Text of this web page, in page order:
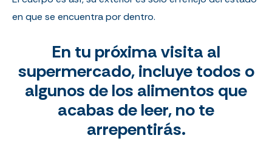
en que se encuentra por dentro.
En tu próxima visita al
supermercado, incluye todos o
algunos de los alimentos que
acabas de leer, no te
arrepentirás.